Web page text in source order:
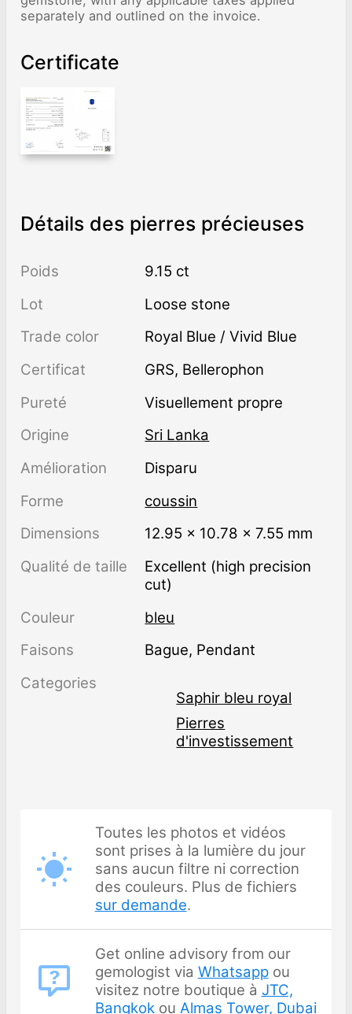
separately and outlined on the invoice.
Certificate
Détails des pierres précieuses
Poids
9.15 ct
Lot
Loose stone
Trade color
Royal Blue / Vivid Blue
Certificat
GRS, Bellerophon
Pureté
visuellement propre
Origine
Sri Lanka
Amélioration
disparu
Forme
coussin
Dimensions
12.95 × 10.78 × 7.55 mm
Qualité de taille
Excellent (high precision
cut)
Couleur
bleu
Faisons
Bague, Pendant
Categories
Saphir bleu royal
Pierres
d'investissement
Toutes les photos et vidéos
sont prises à la lumière du jour
sans aucun filtre ni correction
des couleurs. Plus de fichiers
sur demande.
Get online advisory from our
gemologist via Whatsappou
visitez notre boutique à JTC,
Bangkok ou Almas Tower, Dubai